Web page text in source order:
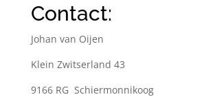
Contact:
Johan van Oijen
Klein Zwitserland 43
9166 RG Schiermonnikoog